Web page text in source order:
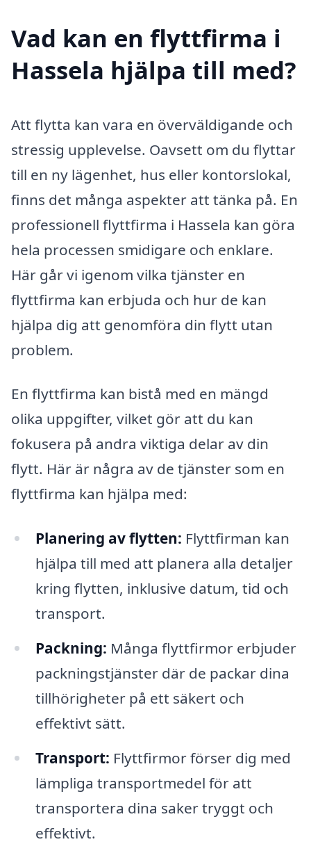
Vad kan en flyttfirma i
Hassela hjälpa till med?
Att flytta kan vara en överväldigande och
stressig upplevelse. Oavsett om du flyttar
till en ny lägenhet, hus eller kontorslokal,
finns det många aspekter att tänka på. En
professionell flyttfirma i Hassela kan göra
hela processen smidigare och enklare.
Här går vi igenom vilka tjänster en
flyttfirma kan erbjuda och hur de kan
hjälpa dig att genomföra din flytt utan
problem.
En flyttfirma kan bistå med en mängd
olika uppgifter, vilket gör att du kan
fokusera på andra viktiga delar av din
flytt. Här är några av de tjänster som en
flyttfirma kan hjälpa med:
Planering av flytten: Flyttfirman kan
hjälpa till med att planera alla detaljer
kring flytten, inklusive datum, tid och
transport.
Packning: Många flyttfirmor erbjuder
packningstjänster där de packar dina
tillhörigheter på ett säkert och
effektivt sätt.
Transport: Flyttfirmor förser dig med
lämpliga transportmedel för att
transportera dina saker tryggt och
effektivt.